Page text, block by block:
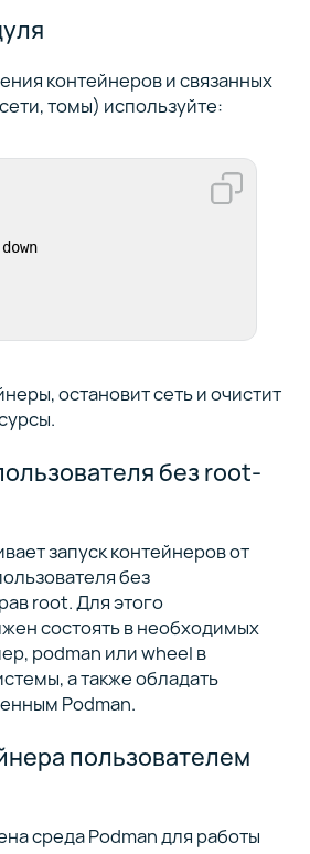
контейнеров и связанных
томы) используйте:
остановит сеть и очистит
без root-
запуск контейнеров от
без
root. Для этого
состоять в необходимых
podman или wheel в
а также обладать
Podman.
пользователем
среда Podman для работы